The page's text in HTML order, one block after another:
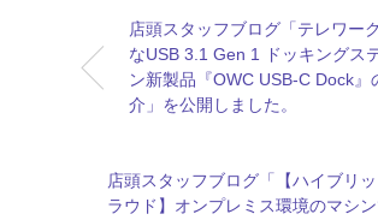
店頭スタッフブログ「テレワー
なUSB 3.1 Gen 1 ドッキングス
ン新製品『OWC USB-C Dock』
介」を公開しました。
店頭スタッフブログ「【ハイブリ
ラウド】オンプレミス環境のマシ